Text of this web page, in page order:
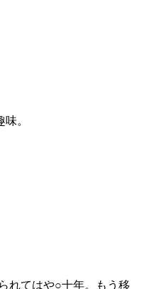
。
れてはや○十年。もう移